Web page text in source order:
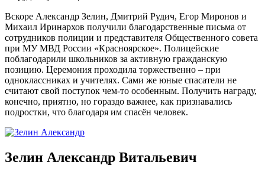
Вскоре Александр Зелин, Дмитрий Рудич, Егор Миронов и
Михаил Иринархов получили благодарственные письма от
сотрудников полиции и представителя Общественного совета
при МУ МВД России «Красноярское». Полицейские
поблагодарили школьников за активную гражданскую
позицию. Церемония проходила торжественно – при
одноклассниках и учителях. Сами же юные спасатели не
считают свой поступок чем-то особенным. Получить награду,
конечно, приятно, но гораздо важнее, как признавались
подростки, что благодаря им спасён человек.
Зелин Александр Витальевич